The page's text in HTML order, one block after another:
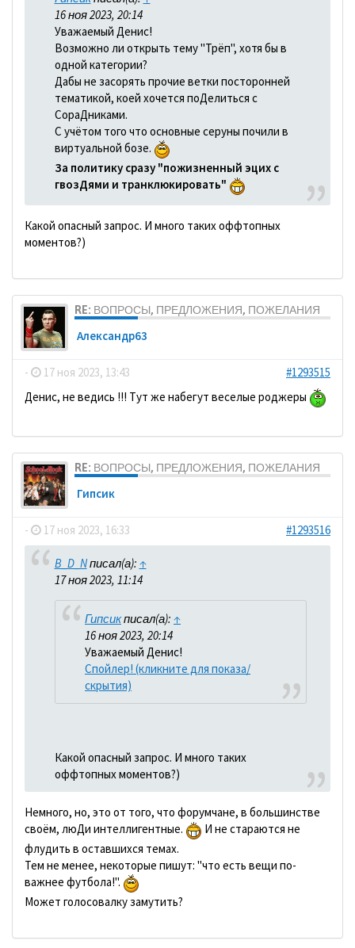
16 ноя 2023, 20:14
Уважаемый Денис!
Возможно ли открыть тему "Трёп", хотя бы в
одной категории?
Дабы не засорять прочие ветки посторонней
тематикой, коей хочется поДелиться с
СораДниками.
С учётом того что основные серуны почили в
виртуальной бозе.
За политику сразу "пожизненный эцих с
гвозДями и транклюкировать"
Какой опасный запрос. И много таких оффтопных
моментов?)
RE: ВОПРОСЫ, ПРЕДЛОЖЕНИЯ, ПОЖЕЛАНИЯ
Александр63
- 17 ноя 2023, 13:43
#1293515
Денис, не ведись !!! Тут же набегут веселые роджеры
RE: ВОПРОСЫ, ПРЕДЛОЖЕНИЯ, ПОЖЕЛАНИЯ
Гипсик
- 17 ноя 2023, 16:33 #1293516
B_D_Nписал(а): ↑
17 ноя 2023, 11:14
Гипсикписал(а): ↑
16 ноя 2023, 20:14
Уважаемый Денис!
Спойлер! (кликните для показа/
скрытия)
Какой опасный запрос. И много таких
оффтопных моментов?)
Немного, но, это от того, что форумчане, в большинстве
своём, люДи интеллигентные.
И не стараются не
флудить в оставшихся темах.
Тем не менее, некоторые пишут: "что есть вещи по-
важнее футбола!".
Может голосовалку замутить?